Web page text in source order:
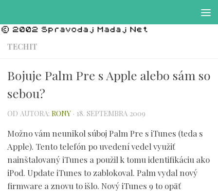
TECHIT
Bojuje Palm Pre s Apple alebo sám so
sebou?
OD AUTORA: RONY · 18. SEPTEMBRA 2009
Možno vám neunikol súboj Palm Pre s iTunes (teda s
Apple). Tento telefón po uvedení vedel využiť
nainštalovaný iTunes a použil k tomu identifikáciu ako
iPod. Update iTunes to zablokoval. Palm vydal nový
firmware a znovu to išlo. Nový iTunes 9 to opäť